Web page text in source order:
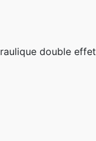
double effet